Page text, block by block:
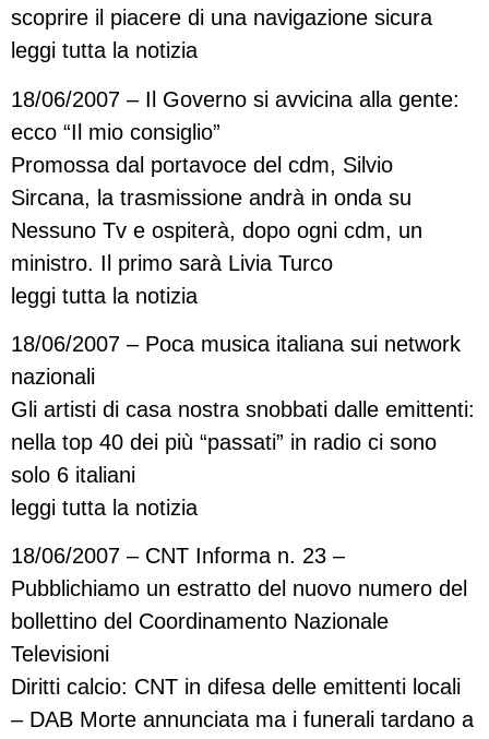
scoprire il piacere di una navigazione sicura
leggi tutta la notizia
18/06/2007 – Il Governo si avvicina alla gente:
ecco “Il mio consiglio”
Promossa dal portavoce del cdm, Silvio
Sircana, la trasmissione andrà in onda su
Nessuno Tv e ospiterà, dopo ogni cdm, un
ministro. Il primo sarà Livia Turco
leggi tutta la notizia
18/06/2007 – Poca musica italiana sui network
nazionali
Gli artisti di casa nostra snobbati dalle emittenti:
nella top 40 dei più “passati” in radio ci sono
solo 6 italiani
leggi tutta la notizia
18/06/2007 – CNT Informa n. 23 –
Pubblichiamo un estratto del nuovo numero del
bollettino del Coordinamento Nazionale
Televisioni
Diritti calcio: CNT in difesa delle emittenti locali
– DAB Morte annunciata ma i funerali tardano a